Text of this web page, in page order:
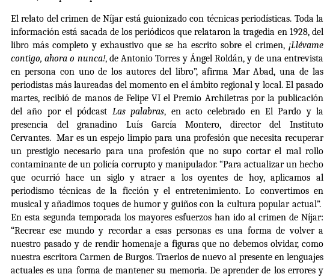
El relato del crimen de Níjar está guionizado con técnicas periodísticas. Toda la
información está sacada de los periódicos que relataron la tragedia en 1928, del
libro más completo y exhaustivo que se ha escrito sobre el crimen, ¡Llévame
contigo, ahora o nunca!, de Antonio Torres y Ángel Roldán, y de una entrevista
en persona con uno de los autores del libro”, afirma Mar Abad, una de las
periodistas más laureadas del momento en el ámbito regional y local. El pasado
martes, recibió de manos de Felipe VI el Premio Archiletras por la publicación
del año por el pódcast Las palabras, en acto celebrado en El Pardo y la
presencia del granadino Luís García Montero, director del Instituto
Cervantes. Mar es un espejo limpio para una profesión que necesita recuperar
un prestigio necesario para una profesión que no supo cortar el mal rollo
contaminante de un policía corrupto y manipulador. “Para actualizar un hecho
que ocurrió hace un siglo y atraer a los oyentes de hoy, aplicamos al
periodismo técnicas de la ficción y el entretenimiento. Lo convertimos en
musical y añadimos toques de humor y guiños con la cultura popular actual”.
En esta segunda temporada los mayores esfuerzos han ido al crimen de Níjar:
“Recrear ese mundo y recordar a esas personas es una forma de volver a
nuestro pasado y de rendir homenaje a figuras que no debemos olvidar, como
nuestra escritora Carmen de Burgos. Traerlos de nuevo al presente en lenguajes
actuales es una forma de mantener su memoria. De aprender de los errores y